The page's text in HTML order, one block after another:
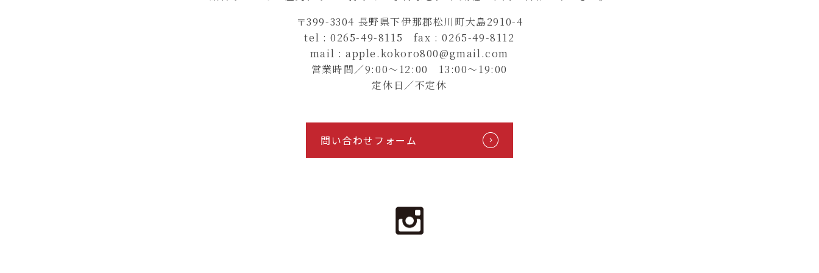
〒399-3304 長野県下伊那郡松川町大島2910-4
tel : 0265-49-8115 fax : 0265-49-8112
mail : apple.kokoro800@gmail.com
営業時間／9:00〜12:00 13:00〜19:00
定休日／不定休
問い合わせフォーム